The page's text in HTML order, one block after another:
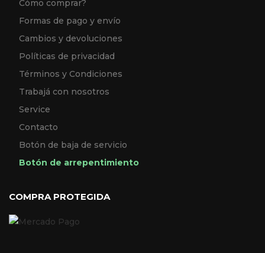
Cómo comprar?
Formas de pago y envío
Cambios y devoluciones
Políticas de privacidad
Términos y Condiciones
Trabajá con nosotros
Service
Contacto
Botón de baja de servicio
Botón de arrepentimiento
COMPRA PROTEGIDA